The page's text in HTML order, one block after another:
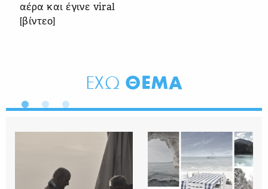
αέρα και έγινε viral
[βίντεο]
ΕΧΩ ΘΕΜΑ